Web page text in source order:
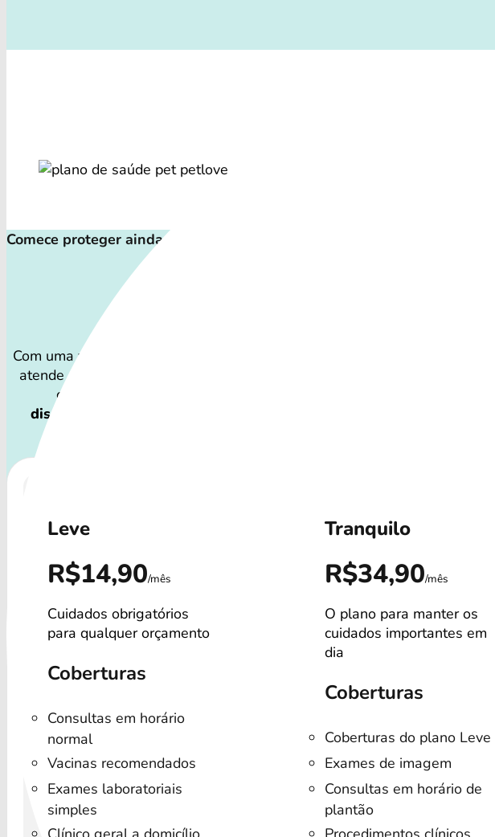
Comece proteger ainda hoje!
Plano de Saúde Pet
Com uma variedade de procedimentos, o Plano de Saúde Petlove
atende a todos os perfis de pets: desde o filhote travesso até o
companheiro sênior que precisa atenção especial.
disponibilidade dos Plano de Saúde Petlove e os preços
Leve
R$14,90/mês
Cuidados obrigatórios
para qualquer orçamento
Coberturas
Consultas em horário
normal
Vacinas recomendados
Exames laboratoriais
simples
Tranquilo
R$34,90/mês
O plano para manter os
cuidados importantes em
dia
Coberturas
Coberturas do plano Leve
Exames de imagem
Consultas em horário de
plantão